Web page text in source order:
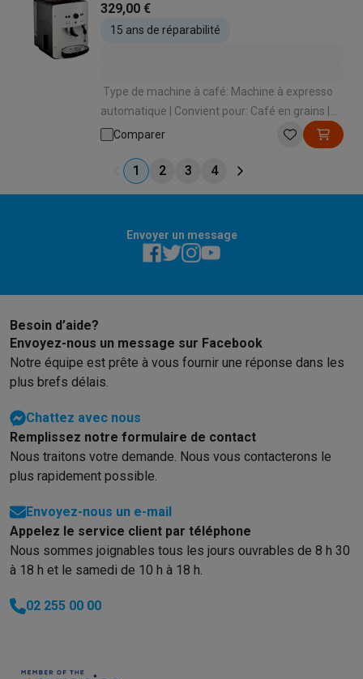
329,00 €
15 ans de réparabilité
Type de machine à café: Machine à expresso
automatique | Convient pour: Café en grains |
Convient pour faire mousser le lait: Oui | Mode
de préparation des spécialités lactées: Manuel
avec buse à vapeur | Panneau de commande:
Comparer
1 2 3 4
Envoyer un message
Besoin d’aide?
Envoyez-nous un message sur Facebook
Notre équipe est prête à vous fournir une réponse dans les
plus brefs délais.
Chattez avec nous
Remplissez notre formulaire de contact
Nous traitons votre demande. Nous vous contacterons le
plus rapidement possible.
Envoyez-nous un e-mail
Appelez le service client par téléphone
Nous sommes joignables tous les jours ouvrables de 8 h 30
à 18 h et le samedi de 10 h à 18 h.
02 255 00 00